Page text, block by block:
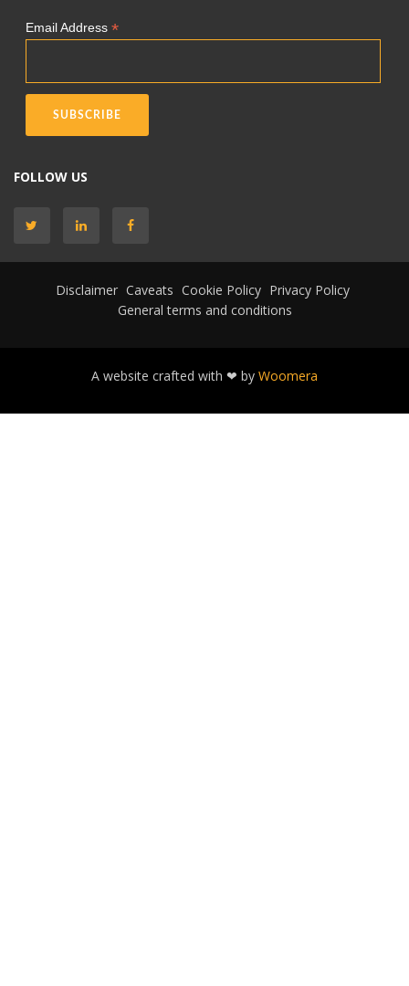
Email Address *
FOLLOW US
Disclaimer Caveats Cookie Policy Privacy Policy
General terms and conditions
A website crafted with ❤ by Woomera